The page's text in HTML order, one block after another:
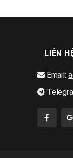
LIÊN
Email: